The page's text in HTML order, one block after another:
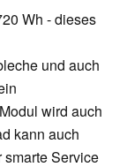
Wh - dieses
und auch
wird auch
kann auch
Service